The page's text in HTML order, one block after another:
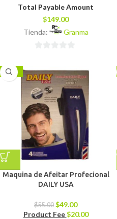
Total Payable Amount
$149.00
Tienda:
Granma
5
-11%
Maquina de Afeitar Profecional
DAILY USA
$55.00 $49.00
Product Fee $20.00